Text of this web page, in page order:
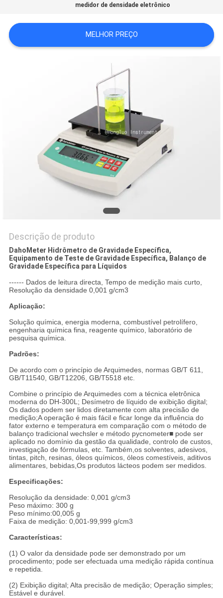
MAPA
DO
SITE
medidor de densidade eletrônico
MELHOR PREÇO
Descrição de produto
DahoMeter Hidrômetro de Gravidade Específica,
Equipamento de Teste de Gravidade Específica, Balanço de
Gravidade Específica para Líquidos
------ Dados de leitura directa, Tempo de medição mais curto,
Resolução da densidade 0,001 g/cm3
Aplicação:
Solução química, energia moderna, combustível petrolífero,
engenharia química fina, reagente químico, laboratório de
pesquisa química.
Padrões:
De acordo com o princípio de Arquimedes, normas GB/T 611,
GB/T11540, GB/T12206, GB/T5518 etc.
Combine o princípio de Arquimedes com a técnica eletrônica
moderna do DH-300L; Desímetro de líquido de exibição digital;
Os dados podem ser lidos diretamente com alta precisão de
medição;A operação é mais fácil e ficar longe da influência do
fator externo e temperatura em comparação com o método de
balanço tradicional wechsler e método pycnometer■ pode ser
aplicado no domínio da gestão da qualidade, controlo de custos,
investigação de fórmulas, etc. Também,os solventes, adesivos,
tintas, pitch, resinas, óleos químicos, óleos comestíveis, aditivos
alimentares, bebidas,Os produtos lácteos podem ser medidos.
Especificações:
Resolução da densidade: 0,001 g/cm3
Peso máximo: 300 g
Peso mínimo:00,005 g
Faixa de medição: 0,001-99,999 g/cm3
Características:
(1) O valor da densidade pode ser demonstrado por um
procedimento; pode ser efectuada uma medição rápida contínua
e repetida.
(2) Exibição digital; Alta precisão de medição; Operação simples;
Estável e durável.